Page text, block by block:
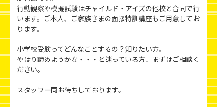
行動観察や模擬試験はチャイルド・アイズの他校と合同で行
います。ご本人、ご家族さまの面接特訓講座もご用意してお
ります。
小学校受験ってどんなことするの？知りたい方。
やはり諦めようかな・・・と迷っている方、まずはご相談く
ださい。
スタッフ一同お待ちしております。